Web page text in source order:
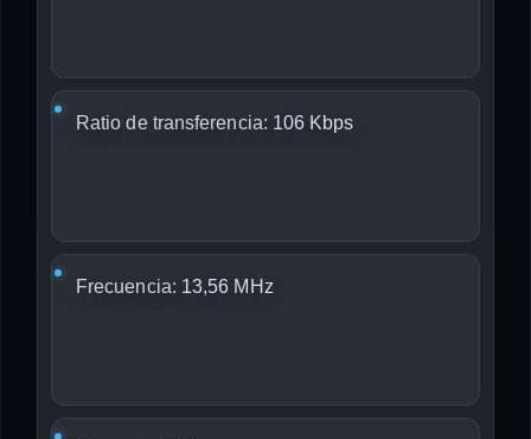
Ratio de transferencia: 106 Kbps
Frecuencia: 13,56 MHz